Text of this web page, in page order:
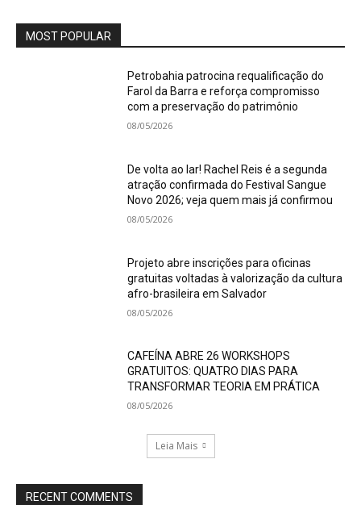
MOST POPULAR
Petrobahia patrocina requalificação do
Farol da Barra e reforça compromisso
com a preservação do patrimônio
08/05/2026
De volta ao lar! Rachel Reis é a segunda
atração confirmada do Festival Sangue
Novo 2026; veja quem mais já confirmou
08/05/2026
Projeto abre inscrições para oficinas
gratuitas voltadas à valorização da cultura
afro-brasileira em Salvador
08/05/2026
CAFEÍNA ABRE 26 WORKSHOPS
GRATUITOS: QUATRO DIAS PARA
TRANSFORMAR TEORIA EM PRÁTICA
08/05/2026
Leia Mais
RECENT COMMENTS